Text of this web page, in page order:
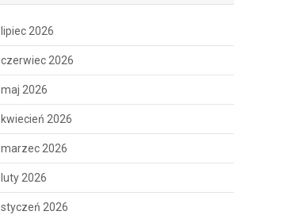
lipiec 2026
czerwiec 2026
maj 2026
kwiecień 2026
marzec 2026
luty 2026
styczeń 2026